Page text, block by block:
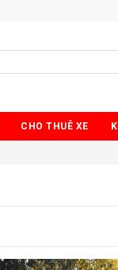
CHO THUÊ XE